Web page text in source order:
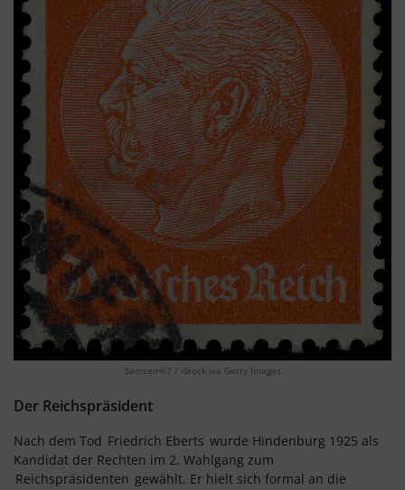
Samsem67 / iStock via Getty Images
Der Reichspräsident
Nach dem Tod Friedrich Eberts wurde Hindenburg 1925 als
Kandidat der Rechten im 2. Wahlgang zum
Reichspräsidenten gewählt. Er hielt sich formal an die